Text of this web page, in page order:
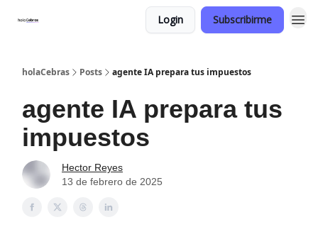
Login Subscribirme
holaCebras Posts agente IA prepara tus impuestos
agente IA prepara tus
impuestos
Hector Reyes
13 de febrero de 2025